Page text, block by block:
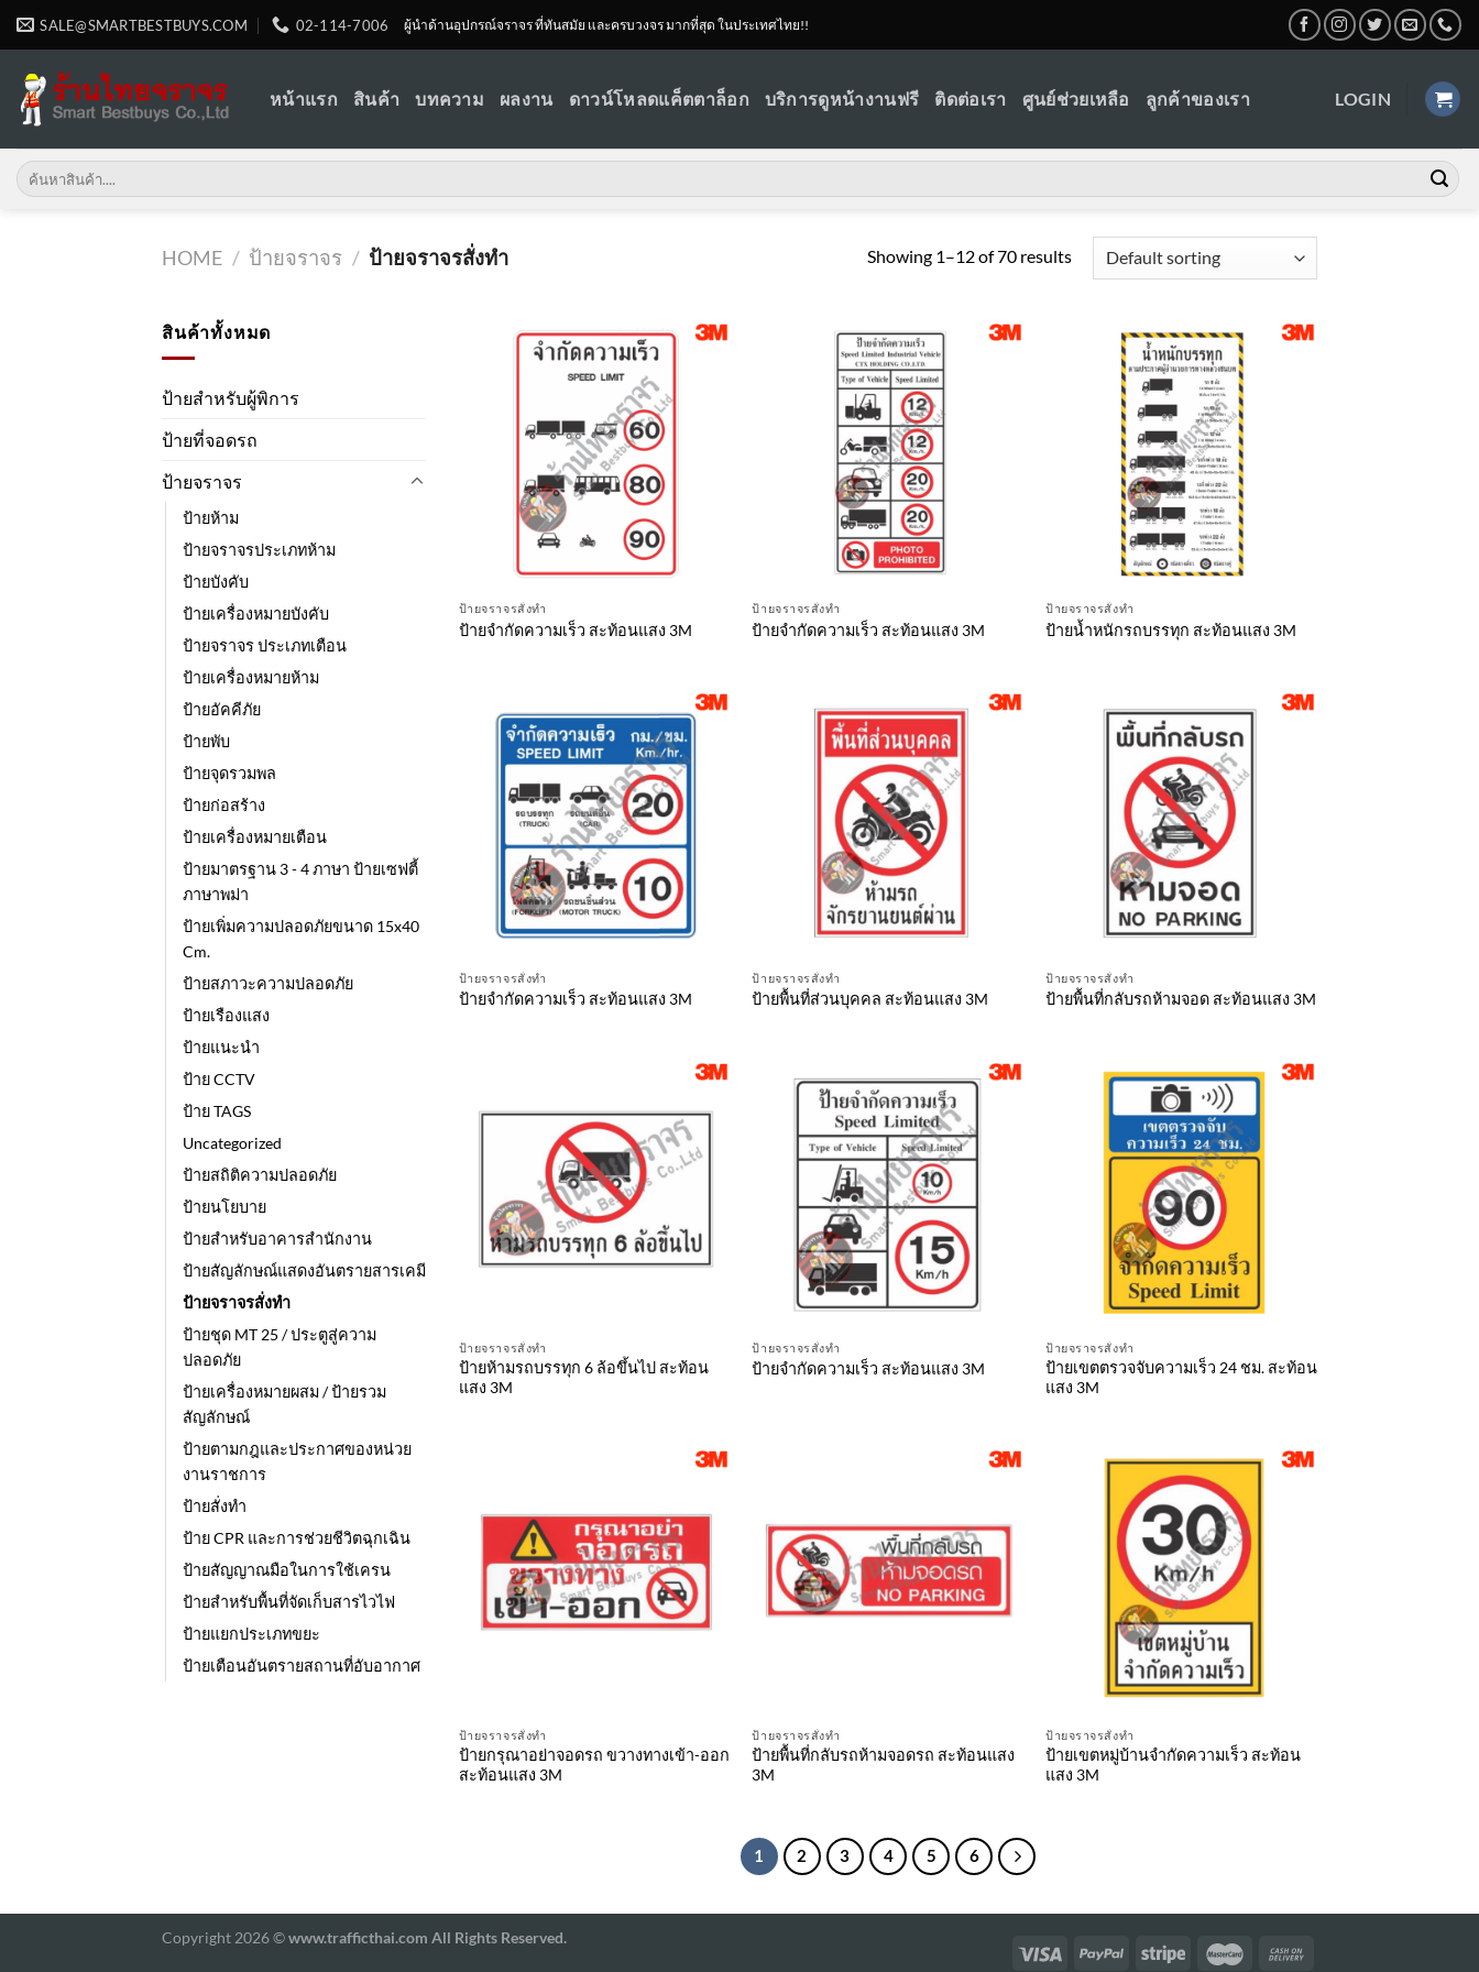
Skip
SALE@SMARTBESTBUYS.COM 02-114-7006 ผู้นำด้านอุปกรณ์จราจร ที่ทันสมัย และครบวงจร มากที่สุด ในประเทศไทย!!
หน้าแรก สินค้า บทความ ผลงาน ดาวน์โหลดแค็ตตาล็อก บริการดูหน้างานฟรี ติดต่อเรา ศูนย์ช่วยเหลือ ลูกค้าของเรา LOGIN
Search
for:
HOME / ป้ายจราจร / ป้ายจราจรสั่งทำ Showing 1–12 of 70 results
สินค้าทั้งหมด
ป้ายสำหรับผู้พิการ
ป้ายที่จอดรถ
ป้ายจราจร
ป้ายห้าม
ป้ายจราจรประเภทห้าม
ป้ายบังคับ
ป้ายเครื่องหมายบังคับ
ป้ายจราจร ประเภทเตือน
ป้ายเครื่องหมายห้าม
ป้ายอัคคีภัย
ป้ายพับ
ป้ายจุดรวมพล
ป้ายก่อสร้าง
ป้ายเครื่องหมายเตือน
ป้ายมาตรฐาน 3 - 4 ภาษา ป้ายเซฟตี้
ภาษาพม่า
ป้ายเพิ่มความปลอดภัยขนาด 15x40
Cm.
ป้ายสภาวะความปลอดภัย
ป้ายเรืองแสง
ป้ายแนะนำ
ป้าย CCTV
ป้าย TAGS
Uncategorized
ป้ายสถิติความปลอดภัย
ป้ายนโยบาย
ป้ายสำหรับอาคารสำนักงาน
ป้ายสัญลักษณ์แสดงอันตรายสารเคมี
ป้ายจราจรสั่งทำ
ป้ายชุด MT 25 / ประตูสู่ความ
ปลอดภัย
ป้ายเครื่องหมายผสม / ป้ายรวม
สัญลักษณ์
ป้ายตามกฎและประกาศของหน่วย
งานราชการ
ป้ายสั่งทำ
ป้าย CPR และการช่วยชีวิตฉุกเฉิน
ป้ายสัญญาณมือในการใช้เครน
ป้ายสำหรับพื้นที่จัดเก็บสารไวไฟ
ป้ายแยกประเภทขยะ
ป้ายเตือนอันตรายสถานที่อับอากาศ
ป้ายจราจรสั่งทำ
ป้ายจำกัดความเร็ว สะท้อนแสง 3M
ป้ายจราจรสั่งทำ
ป้ายจำกัดความเร็ว สะท้อนแสง 3M
ป้ายจราจรสั่งทำ
ป้ายน้ำหนักรถบรรทุก สะท้อนแสง 3M
ป้ายจราจรสั่งทำ
ป้ายจำกัดความเร็ว สะท้อนแสง 3M
ป้ายจราจรสั่งทำ
ป้ายพื้นที่ส่วนบุคคล สะท้อนแสง 3M
ป้ายจราจรสั่งทำ
ป้ายพื้นที่กลับรถห้ามจอด สะท้อนแสง 3M
ป้ายจราจรสั่งทำ
ป้ายห้ามรถบรรทุก 6 ล้อขึ้นไป สะท้อน
แสง 3M
ป้ายจราจรสั่งทำ
ป้ายจำกัดความเร็ว สะท้อนแสง 3M
ป้ายจราจรสั่งทำ
ป้ายเขตตรวจจับความเร็ว 24 ชม. สะท้อน
แสง 3M
ป้ายจราจรสั่งทำ
ป้ายกรุณาอย่าจอดรถ ขวางทางเข้า-ออก
สะท้อนแสง 3M
ป้ายจราจรสั่งทำ
ป้ายพื้นที่กลับรถห้ามจอดรถ สะท้อนแสง
3M
ป้ายจราจรสั่งทำ
ป้ายเขตหมู่บ้านจำกัดความเร็ว สะท้อน
แสง 3M
1 2 3 4 5 6
Copyright 2026 ©www.trafficthai.com All Rights Reserved.